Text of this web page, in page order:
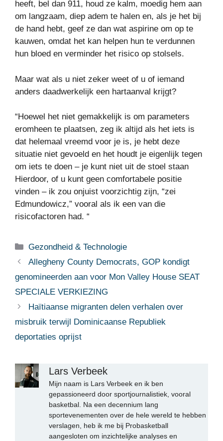
heeft, bel dan 911, houd ze kalm, moedig hem aan
om langzaam, diep adem te halen en, als je het bij
de hand hebt, geef ze dan wat aspirine om op te
kauwen, omdat het kan helpen hun te verdunnen
hun bloed en verminder het risico op stolsels.
Maar wat als u niet zeker weet of u of iemand
anders daadwerkelijk een hartaanval krijgt?
“Hoewel het niet gemakkelijk is om parameters
eromheen te plaatsen, zeg ik altijd als het iets is
dat helemaal vreemd voor je is, je hebt deze
situatie niet gevoeld en het houdt je eigenlijk tegen
om iets te doen – je kunt niet uit de stoel staan
Hierdoor, of u kunt geen comfortabele positie
vinden – ik zou onjuist voorzichtig zijn, “zei
Edmundowicz,” vooral als ik een van die
risicofactoren had. “
Categorieën
Gezondheid & Technologie
Allegheny County Democrats, GOP kondigt
genomineerden aan voor Mon Valley House SEAT
SPECIALE VERKIEZING
Haïtiaanse migranten delen verhalen over
misbruik terwijl Dominicaanse Republiek
deportaties oprijst
Lars Verbeek
Mijn naam is Lars Verbeek en ik ben
gepassioneerd door sportjournalistiek, vooral
basketbal. Na een decennium lang
sportevenementen over de hele wereld te hebben
verslagen, heb ik me bij Probasketball
aangesloten om inzichtelijke analyses en